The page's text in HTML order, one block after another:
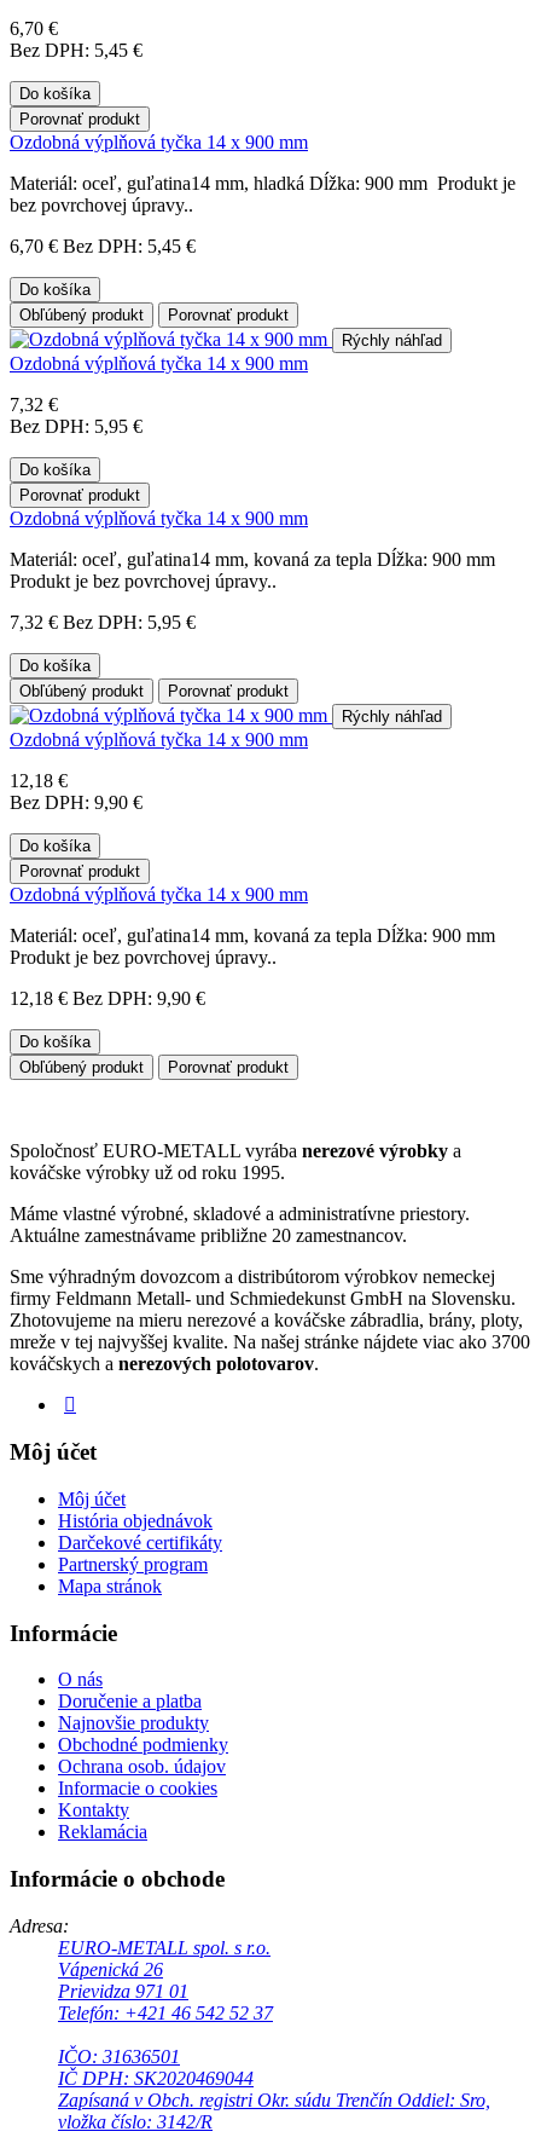
6,70 €
Bez DPH: 5,45 €
Do košíka
Porovnať produkt
Ozdobná výplňová tyčka 14 x 900 mm
Materiál: oceľ, guľatina14 mm, hladká Dĺžka: 900 mm Produkt je
bez povrchovej úpravy..
6,70 € Bez DPH: 5,45 €
Do košíka
Obľúbený produkt
Porovnať produkt
Rýchly náhľad
Ozdobná výplňová tyčka 14 x 900 mm
7,32 €
Bez DPH: 5,95 €
Do košíka
Porovnať produkt
Ozdobná výplňová tyčka 14 x 900 mm
Materiál: oceľ, guľatina14 mm, kovaná za tepla Dĺžka: 900 mm
Produkt je bez povrchovej úpravy..
7,32 € Bez DPH: 5,95 €
Do košíka
Obľúbený produkt
Porovnať produkt
Rýchly náhľad
Ozdobná výplňová tyčka 14 x 900 mm
12,18 €
Bez DPH: 9,90 €
Do košíka
Porovnať produkt
Ozdobná výplňová tyčka 14 x 900 mm
Materiál: oceľ, guľatina14 mm, kovaná za tepla Dĺžka: 900 mm
Produkt je bez povrchovej úpravy..
12,18 € Bez DPH: 9,90 €
Do košíka
Obľúbený produkt
Porovnať produkt
Spoločnosť EURO-METALL vyrába nerezové výrobky a
kováčske výrobky už od roku 1995.
Máme vlastné výrobné, skladové a administratívne priestory.
Aktuálne zamestnávame približne 20 zamestnancov.
Sme výhradným dovozcom a distribútorom výrobkov nemeckej
firmy Feldmann Metall- und Schmiedekunst GmbH na Slovensku.
Zhotovujeme na mieru nerezové a kováčske zábradlia, brány, ploty,
mreže v tej najvyššej kvalite. Na našej stránke nájdete viac ako 3700
kováčskych a nerezových polotovarov.
Môj účet
Môj účet
História objednávok
Darčekové certifikáty
Partnerský program
Mapa stránok
Informácie
O nás
Doručenie a platba
Najnovšie produkty
Obchodné podmienky
Ochrana osob. údajov
Informacie o cookies
Kontakty
Reklamácia
Informácie o obchode
Adresa:
EURO-METALL spol. s r.o.
Vápenická 26
Prievidza 971 01
Telefón: +421 46 542 52 37
IČO: 31636501
IČ DPH: SK2020469044
Zapísaná v Obch. registri Okr. súdu Trenčín Oddiel: Sro,
vložka číslo: 3142/R